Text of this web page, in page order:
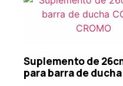
Suplemento de
para barra de